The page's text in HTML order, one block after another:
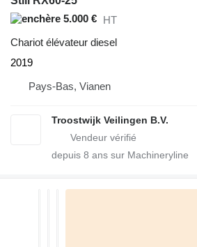
5.000 € HT
Chariot élévateur diesel
2019
Pays-Bas, Vianen
Troostwijk Veilingen B.V.
depuis 8 ans sur Machineryline